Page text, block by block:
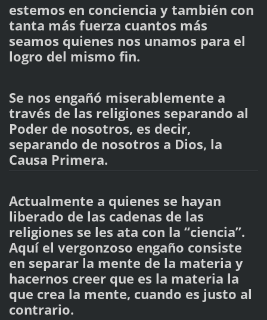
estemos en conciencia y también con
tanta más fuerza cuantos más
seamos quienes nos unamos para el
logro del mismo fin.
Se nos engañó miserablemente a
través de las religiones separando al
Poder de nosotros, es decir,
separando de nosotros a Dios, la
Causa Primera.
Actualmente a quienes se hayan
liberado de las cadenas de las
religiones se les ata con la “ciencia”.
Aquí el vergonzoso engaño consiste
en separar la mente de la materia y
hacernos creer que es la materia la
que crea la mente, cuando es justo al
contrario.